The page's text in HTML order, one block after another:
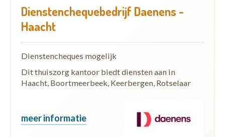
Dienstenchequebedrijf Daenens -
Haacht
Dienstencheques mogelijk
Dit thuiszorg kantoor biedt diensten aan in
Haacht, Boortmeerbeek, Keerbergen, Rotselaar
meer informatie